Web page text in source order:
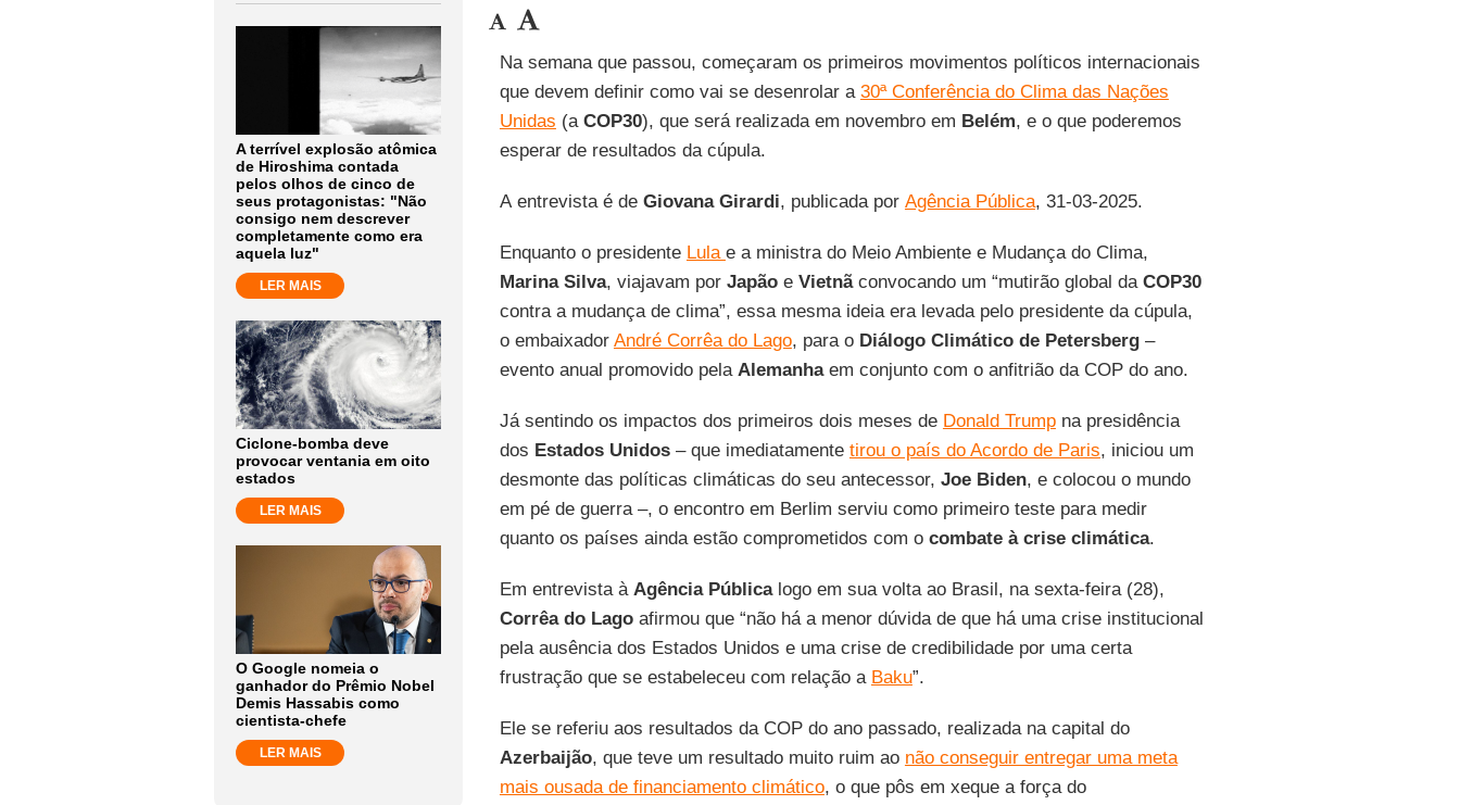
A terrível explosão atômica
de Hiroshima contada
pelos olhos de cinco de
seus protagonistas: "Não
consigo nem descrever
completamente como era
aquela luz"
LER MAIS
Ciclone-bomba deve
provocar ventania em oito
estados
LER MAIS
O Google nomeia o
ganhador do Prêmio Nobel
Demis Hassabis como
cientista-chefe
LER MAIS
Na semana que passou, começaram os primeiros movimentos políticos internacionais
que devem definir como vai se desenrolar a 30ª Conferência do Clima das Nações
Unidas (a COP30), que será realizada em novembro em Belém, e o que poderemos
esperar de resultados da cúpula.
A entrevista é de Giovana Girardi, publicada por Agência Pública, 31-03-2025.
Enquanto o presidente Lula e a ministra do Meio Ambiente e Mudança do Clima,
Marina Silva, viajavam por Japãoe Vietnãconvocando um “mutirão global da COP30
contra a mudança de clima”, essa mesma ideia era levada pelo presidente da cúpula,
o embaixador André Corrêa do Lago, para o Diálogo Climático de Petersberg–
evento anual promovido pela Alemanhaem conjunto com o anfitrião da COP do ano.
Já sentindo os impactos dos primeiros dois meses de Donald Trumpna presidência
dos Estados Unidos– que imediatamente tirou o país do Acordo de Paris, iniciou um
desmonte das políticas climáticas do seu antecessor, Joe Biden, e colocou o mundo
em pé de guerra –, o encontro em Berlim serviu como primeiro teste para medir
quanto os países ainda estão comprometidos com ocombate à crise climática.
Em entrevista à Agência Públicalogo em sua volta ao Brasil, na sexta-feira (28),
Corrêa do Lagoafirmou que “não há a menor dúvida de que há uma crise institucional
pela ausência dos Estados Unidos e uma crise de credibilidade por uma certa
frustração que se estabeleceu com relação a Baku”.
Ele se referiu aos resultados da COP do ano passado, realizada na capital do
Azerbaijão, que teve um resultado muito ruim ao não conseguir entregar uma meta
mais ousada de financiamento climático, o que pôs em xeque a força do